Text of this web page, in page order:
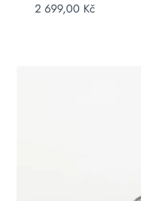
2 699,00 Kč